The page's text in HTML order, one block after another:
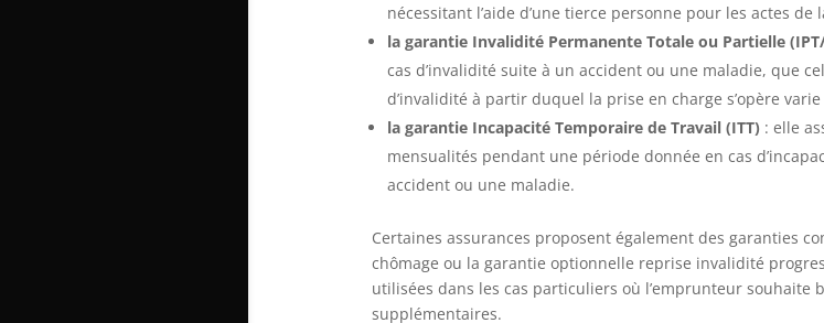
nécessitant l’aide d’une tierce personne pour les actes de
la garantie Invalidité Permanente Totale ou Partielle
cas d’invalidité suite à un accident ou une maladie, que
d’invalidité à partir duquel la prise en charge s’opère
la garantie Incapacité Temporaire de Travail (ITT) : elle
mensualités pendant une période donnée en cas
accident ou une maladie.
Certaines assurances proposent également des garanties
chômage ou la garantie optionnelle reprise invalidité
utilisées dans les cas particuliers où l’emprunteur souhaite
supplémentaires.